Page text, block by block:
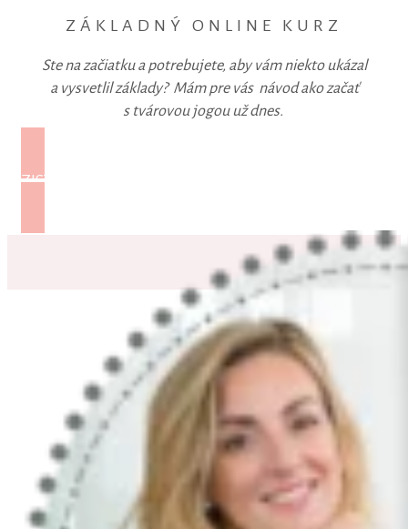
ZÁKLADNÝ ONLINE KURZ
Ste na začiatku a potrebujete, aby vám niekto ukázal
a vysvetlil základy? Mám pre vás návod ako začať
s tvárovou jogou už dnes.
ZISTIŤ VIAC